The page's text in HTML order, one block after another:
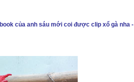
của anh sáu mới coi được clip xổ gà nha -